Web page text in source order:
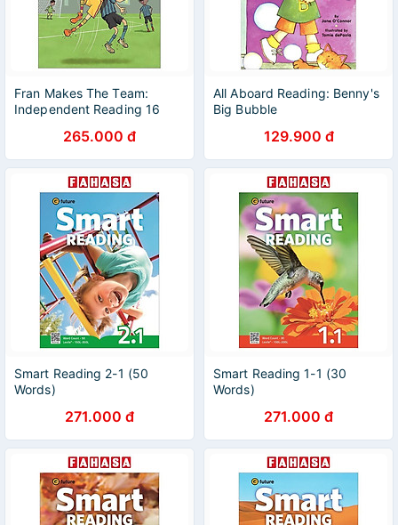
Fran Makes The Team:
Independent Reading 16
265.000 đ
All Aboard Reading: Benny's
Big Bubble
129.900 đ
Smart Reading 2-1 (50
Words)
271.000 đ
Smart Reading 1-1 (30
Words)
271.000 đ